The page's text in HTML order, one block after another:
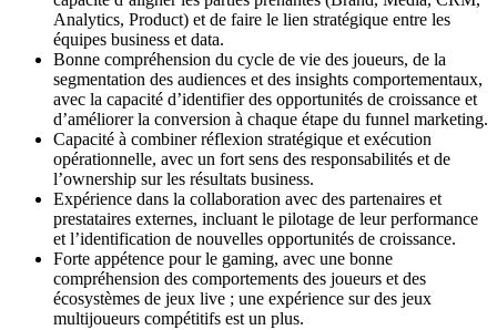
Analytics, Product) et de faire le lien stratégique entre les
équipes business et data.
Bonne compréhension du cycle de vie des joueurs, de la
segmentation des audiences et des insights comportementaux,
avec la capacité d’identifier des opportunités de croissance et
d’améliorer la conversion à chaque étape du funnel marketing.
Capacité à combiner réflexion stratégique et exécution
opérationnelle, avec un fort sens des responsabilités et de
l’ownership sur les résultats business.
Expérience dans la collaboration avec des partenaires et
prestataires externes, incluant le pilotage de leur performance
et l’identification de nouvelles opportunités de croissance.
Forte appétence pour le gaming, avec une bonne
compréhension des comportements des joueurs et des
écosystèmes de jeux live ; une expérience sur des jeux
multijoueurs compétitifs est un plus.